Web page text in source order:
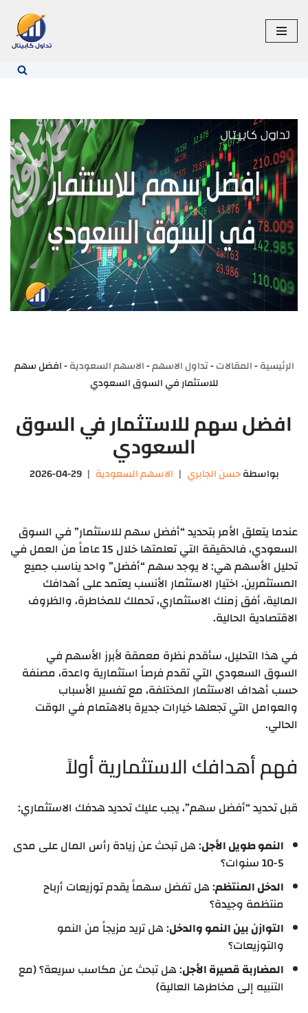
تخطى
الرئيسية-المقالات-تداول الاسهم-الاسهم السعودية-افضل سهم
للاستثمار في السوق السعودي
افضل سهم للاستثمار في السوق
السعودي
بواسطةحسن الجابري الاسهم السعودية 2026-04-29
عندما يتعلق الأمر بتحديد “أفضل سهم للاستثمار” في السوق
السعودي، فالحقيقة التي تعلمتها خلال 15 عاماً من العمل في
تحليل الأسهم هي: لا يوجد سهم “أفضل” واحد يناسب جميع
المستثمرين. اختيار الاستثمار الأنسب يعتمد على أهدافك
المالية، أفق زمنك الاستثماري، تحملك للمخاطرة، والظروف
الاقتصادية الحالية.
في هذا التحليل، سأقدم نظرة معمقة لأبرز الأسهم في
السوق السعودي التي تقدم فرصاً استثمارية واعدة، مصنفة
حسب أهداف الاستثمار المختلفة، مع تفسير الأسباب
والعوامل التي تجعلها خيارات جديرة بالاهتمام في الوقت
الحالي.
فهم أهدافك الاستثمارية أولاً
قبل تحديد “أفضل سهم”، يجب عليك تحديد هدفك الاستثماري:
النمو طويل الأجل: هل تبحث عن زيادة رأس المال على مدى
5-10 سنوات؟
الدخل المنتظم: هل تفضل سهماً يقدم توزيعات أرباح
منتظمة وجيدة؟
التوازن بين النمو والدخل: هل تريد مزيجاً من النمو
والتوزيعات؟
المضاربة قصيرة الأجل: هل تبحث عن مكاسب سريعة؟ (مع
التنبيه إلى مخاطرها العالية)